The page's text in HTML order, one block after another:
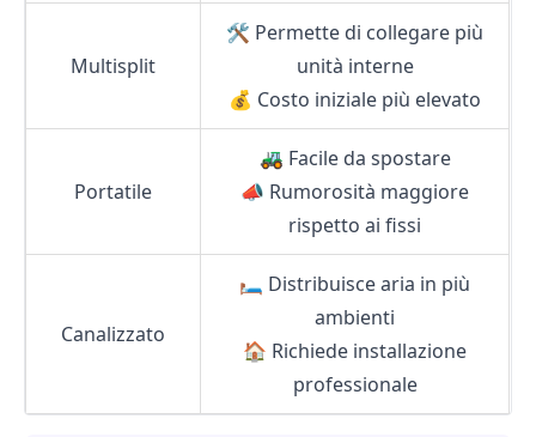
Multisplit
🛠 Permette di collegare più
unità interne
💰 Costo iniziale più elevato
Portatile
🚜 Facile da spostare
📣 Rumorosità maggiore
rispetto ai fissi
Canalizzato
🛏 Distribuisce aria in più
ambienti
🏠 Richiede installazione
professionale